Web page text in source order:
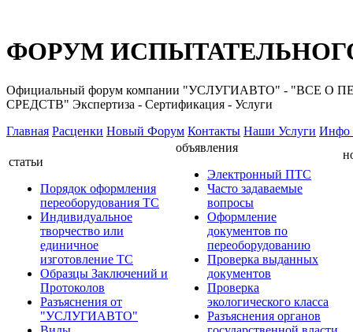
ФОРУМ
Официальный форум компании "УСЛУГИАВТО" -
СРЕДСТВ" Экспертиза - Сертификация - Услуги
Главная Расценки Новый Форум Контакты Наши Услуги Инфо
статьи
Порядок оформления
переоборудования ТС
Индивидуальное
творчество или
единичное
изготовление ТС
Образцы Заключений и
Протоколов
Разъяснения от
"УСЛУГИАВТО"
объявления
Электронный ПТС
Часто задаваемые
вопросы
Оформление
документов по
переоборудованию
Проверка выданных
документов
Проверка
экологического класса
Разъяснения органов